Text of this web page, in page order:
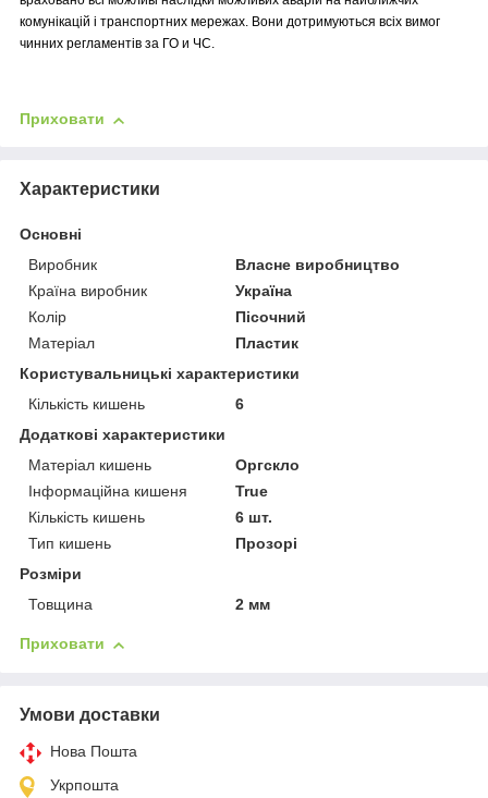
комунікацій і транспортних мережах. Вони дотримуються всіх вимог
чинних регламентів за ГО и ЧС.
Приховати
Характеристики
Основні
Виробник
Власне виробництво
Країна виробник
Україна
Колір
Пісочний
Матеріал
Пластик
Користувальницькі характеристики
Кількість кишень
6
Додаткові характеристики
Матеріал кишень
Оргскло
Інформаційна кишеня
True
Кількість кишень
6 шт.
Тип кишень
Прозорі
Розміри
Товщина
2 мм
Приховати
Умови доставки
Нова Пошта
Укрпошта